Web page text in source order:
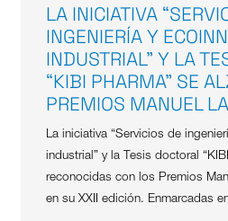
LA INICIATIVA
INGENIERÍA Y
INDUSTRIAL” Y LA
“KIBI PHARMA” SE
PREMIOS MANUEL
La iniciativa “Servicios de
industrial” y la Tesis doctoral
reconocidas con los Premios
en su XXII edición. Enmarcadas